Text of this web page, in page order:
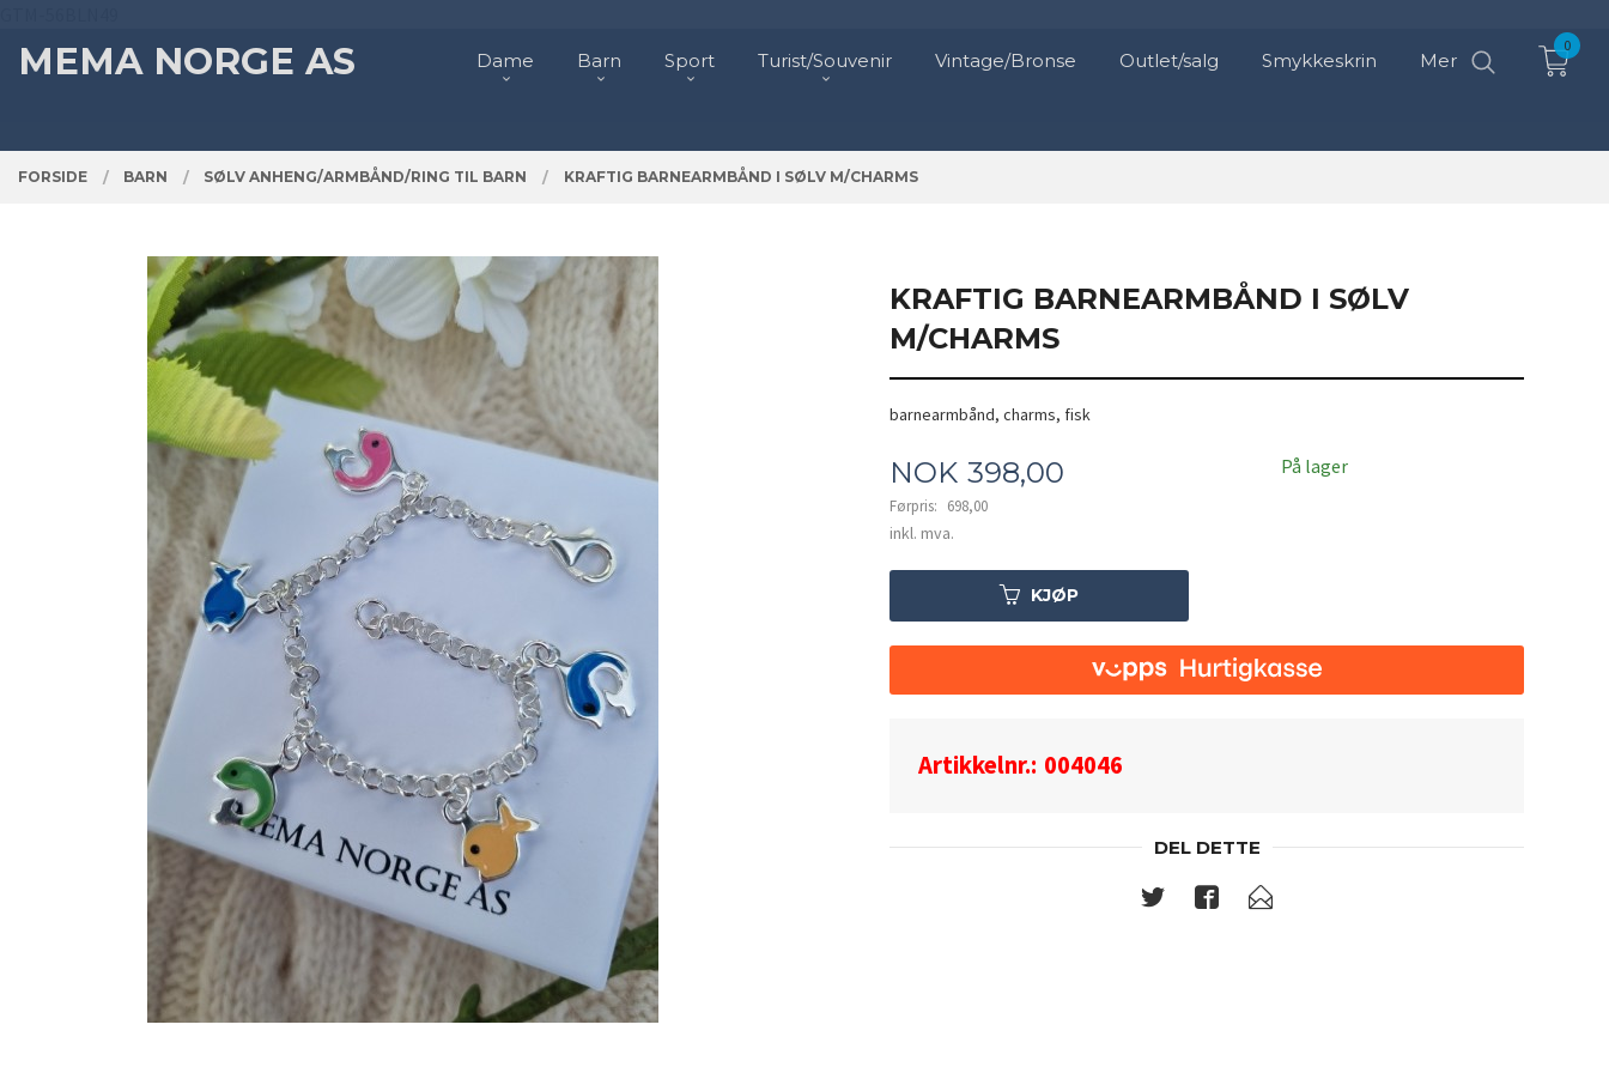
til
innholdet
MEMA NORGE AS Dame Barn Sport Turist/Souvenir Vintage/Bronse Outlet/salg Smykkeskrin Mer
0
FORSIDE BARN SØLV ANHENG/ARMBÅND/RING TIL BARN KRAFTIG BARNEARMBÅND I SØLV M/CHARMS
KRAFTIG BARNEARMBÅND I SØLV
M/CHARMS
barnearmbånd, charms, fisk
Tilbud
NOK 398,00
Førpris: 698,00
Rabatt
inkl. mva.
På lager
KJØP
Artikkelnr.: 004046
DEL DETTE